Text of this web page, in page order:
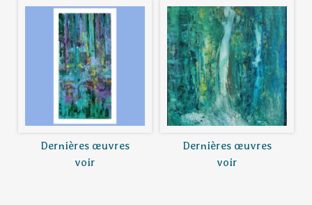
Dernières œuvres
voir
Dernières œuvres
voir